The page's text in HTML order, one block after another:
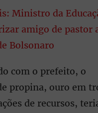
Ministro da
amigo de pastor
Bolsonaro
com o prefeito, o
propina, ouro em
de recursos,